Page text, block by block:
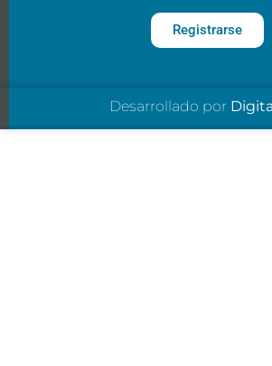
Registrarse
Desarrollado por